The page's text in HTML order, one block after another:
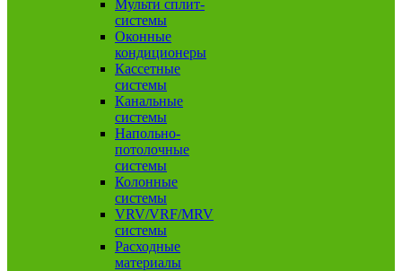
Мульти сплит-
системы
Оконные
кондиционеры
Кассетные
системы
Канальные
системы
Напольно-
потолочные
системы
Колонные
системы
VRV/VRF/MRV
системы
Расходные
материалы